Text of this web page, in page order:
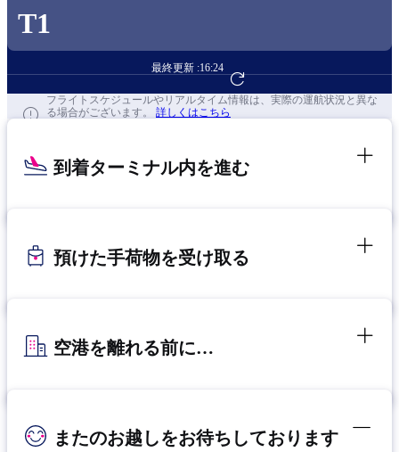
T1
最終更新 :16:24
フライト予約へ
フライトスケジュールやリアルタイム情報は、実際の運航状況と異な
る場合がございます。 詳しくはこちら
到着ターミナル内を進む
預けた手荷物を受け取る
空港を離れる前に…
またのお越しをお待ちしております